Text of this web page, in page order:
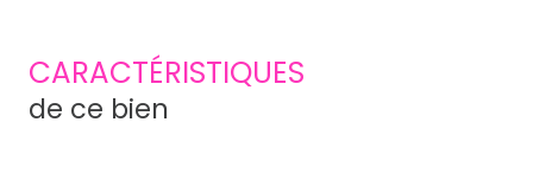
CARACTÉRISTIQUES
de ce bien